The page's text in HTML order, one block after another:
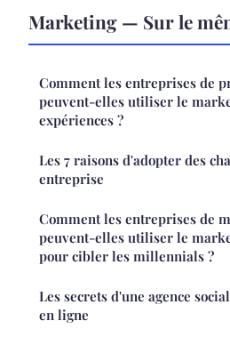
Marketing — Sur le
Comment les entreprises de
peuvent-elles utiliser le
expériences ?
Les 7 raisons d'adopter des
entreprise
Comment les entreprises de
peuvent-elles utiliser le
pour cibler les millennials ?
Les secrets d'une agence
en ligne